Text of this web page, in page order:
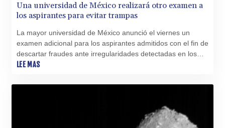
EGP 57.293288
ERN 17.342035
FKP 0.8566
GGP 0.8566
GMD 84.980421
Una universidad de México realizará otro examen a
los aspirantes para evitar trampas
La mayor universidad de México anunció el viernes un
examen adicional para los aspirantes admitidos con el fin de
descartar fraudes ante irregularidades detectadas en los
resultados de la prueba original.
LEE MAS